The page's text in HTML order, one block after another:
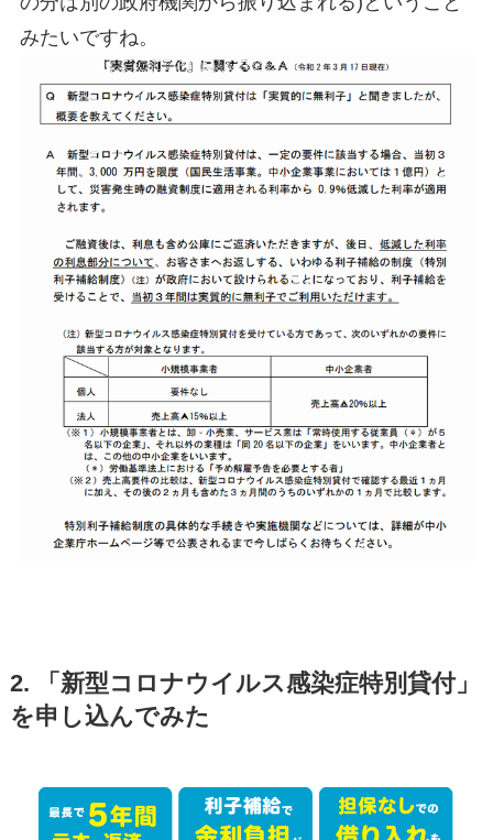
みたいですね。
2. 「新型コロナウイルス感染症特別貸付」
を申し込んでみた